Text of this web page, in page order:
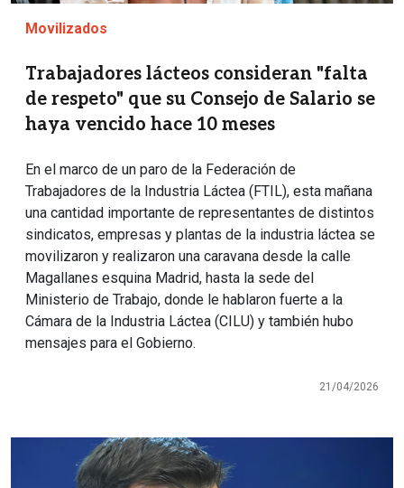
Movilizados
Trabajadores lácteos consideran "falta
de respeto" que su Consejo de Salario se
haya vencido hace 10 meses
En el marco de un paro de la Federación de
Trabajadores de la Industria Láctea (FTIL), esta mañana
una cantidad importante de representantes de distintos
sindicatos, empresas y plantas de la industria láctea se
movilizaron y realizaron una caravana desde la calle
Magallanes esquina Madrid, hasta la sede del
Ministerio de Trabajo, donde le hablaron fuerte a la
Cámara de la Industria Láctea (CILU) y también hubo
mensajes para el Gobierno.
21/04/2026